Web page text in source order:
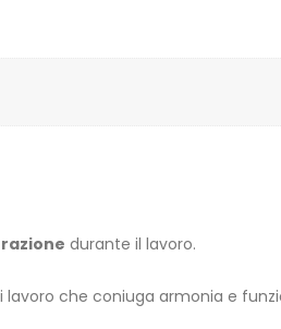
durante il lavoro.
che coniuga armonia e